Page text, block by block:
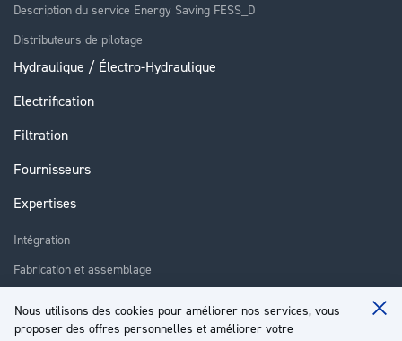
Nous utilisons des cookies pour améliorer nos services, vous
proposer des offres personnelles et améliorer votre
Description du service Energy Saving FESS_D
Distributeurs de pilotage
Hydraulique / Électro-Hydraulique
Electrification
Filtration
Fournisseurs
Expertises
Intégration
Fabrication et assemblage
Réparation